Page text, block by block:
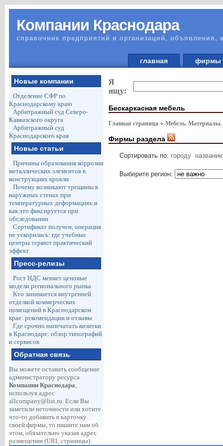
Компании Краснодара
справочник предприятий и организаций, объявления,
главная
Новые компании
Отделение СФР по
Краснодарскому краю
Арбитражный суд Северо-
Кавказского округа
Арбитражный суд
Краснодарского края
Новые статьи
Причины образования коррозии
металлических элементов в
конструкциях кровли
Почему возникают трещины в
наружных стенах при
температурных деформациях и
как это фиксируется при
обследовании
Сертификат получен, операция
не ускорилась: где учебные
центры теряют практический
эффект
Пресс-релизы
Рост НДС меняет ценовые
модели регионального рынка
Кто занимается внутренней
отделкой коммерческих
помещений в Краснодарском
крае: рекомендации и отзывы
Где срочно напечатать визитки
в Краснодаре: обзор типографий
и сервисов
Обратная связь
Вы можете оставить сообщение
администратору ресурса
Компании Краснодара,
используя адрес
allcompany@list.ru. Если Вы
заметили неточности или хотите
что-то добавить в карточку
своей фирмы, то пишите нам об
этом, обязательно указав адрес
размещения (URL страницы).
Я
ищу:
Бескаркасная мебель
Главная страница Мебель.
Фирмы раздела
Сортировать по: городу
Выберите регион: